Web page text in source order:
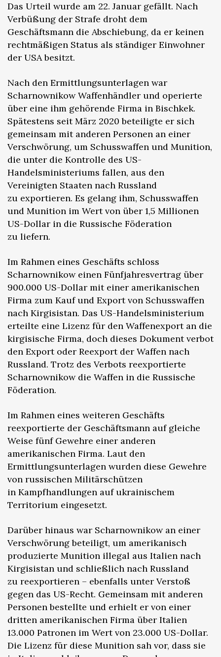
Das Urteil wurde am 22. Januar gefällt. Nach
Verbüßung der Strafe droht dem
Geschäftsmann die Abschiebung, da er keinen
rechtmäßigen Status als ständiger Einwohner
der USA besitzt.
Nach den Ermittlungsunterlagen war
Scharnownikow Waffenhändler und operierte
über eine ihm gehörende Firma in Bischkek.
Spätestens seit März 2020 beteiligte er sich
gemeinsam mit anderen Personen an einer
Verschwörung, um Schusswaffen und Munition,
die unter die Kontrolle des US-
Handelsministeriums fallen, aus den
Vereinigten Staaten nach Russland
zu exportieren. Es gelang ihm, Schusswaffen
und Munition im Wert von über 1,5 Millionen
US-Dollar in die Russische Föderation
zu liefern.
Im Rahmen eines Geschäfts schloss
Scharnownikow einen Fünfjahresvertrag über
900.000 US-Dollar mit einer amerikanischen
Firma zum Kauf und Export von Schusswaffen
nach Kirgisistan. Das US-Handelsministerium
erteilte eine Lizenz für den Waffenexport an die
kirgisische Firma, doch dieses Dokument verbot
den Export oder Reexport der Waffen nach
Russland. Trotz des Verbots reexportierte
Scharnownikow die Waffen in die Russische
Föderation.
Im Rahmen eines weiteren Geschäfts
reexportierte der Geschäftsmann auf gleiche
Weise fünf Gewehre einer anderen
amerikanischen Firma. Laut den
Ermittlungsunterlagen wurden diese Gewehre
von russischen Militärschützen
in Kampfhandlungen auf ukrainischem
Territorium eingesetzt.
Darüber hinaus war Scharnownikow an einer
Verschwörung beteiligt, um amerikanisch
produzierte Munition illegal aus Italien nach
Kirgisistan und schließlich nach Russland
zu reexportieren – ebenfalls unter Verstoß
gegen das US-Recht. Gemeinsam mit anderen
Personen bestellte und erhielt er von einer
dritten amerikanischen Firma über Italien
13.000 Patronen im Wert von 23.000 US-Dollar.
Die Lizenz für diese Munition sah vor, dass sie